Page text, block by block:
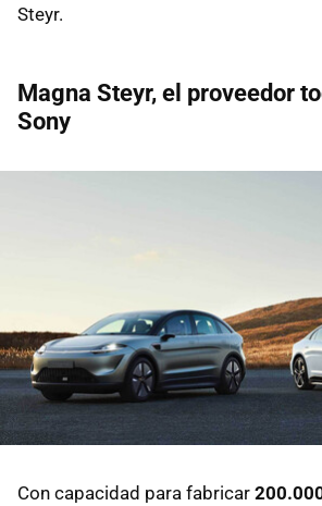
Steyr.
Magna Steyr, el proveedor
Sony
Con capacidad para fabricar